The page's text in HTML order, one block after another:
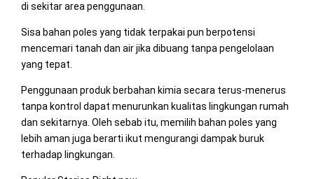
di sekitar area penggunaan.
Sisa bahan poles yang tidak terpakai pun berpotensi
mencemari tanah dan air jika dibuang tanpa pengelolaan
yang tepat.
Penggunaan produk berbahan kimia secara terus-menerus
tanpa kontrol dapat menurunkan kualitas lingkungan rumah
dan sekitarnya. Oleh sebab itu, memilih bahan poles yang
lebih aman juga berarti ikut mengurangi dampak buruk
terhadap lingkungan.